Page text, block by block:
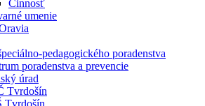
Činnosť
umenie
pedagogického poradenstva
poradenstva a prevencie
úrad
Tvrdošín
Tvrdošín